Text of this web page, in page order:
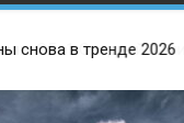
снова в тренде 2026